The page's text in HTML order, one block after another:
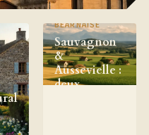
PLAINE
BÉARNAISE
Sauvagnon
&
Aussevielle :
deux